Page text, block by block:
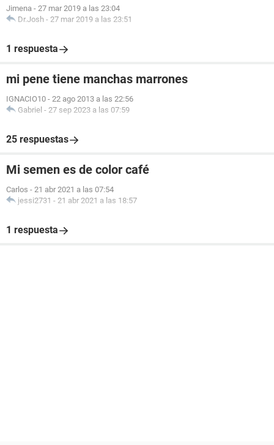
Jimena - 27 mar 2019 a las 23:04
Dr.Josh - 27 mar 2019 a las 23:51
1 respuesta
mi pene tiene manchas marrones
IGNACIO10 - 22 ago 2013 a las 22:56
Gabriel - 27 sep 2023 a las 07:59
25 respuestas
Mi semen es de color café
Carlos - 21 abr 2021 a las 07:54
jessi2731 - 21 abr 2021 a las 18:57
1 respuesta